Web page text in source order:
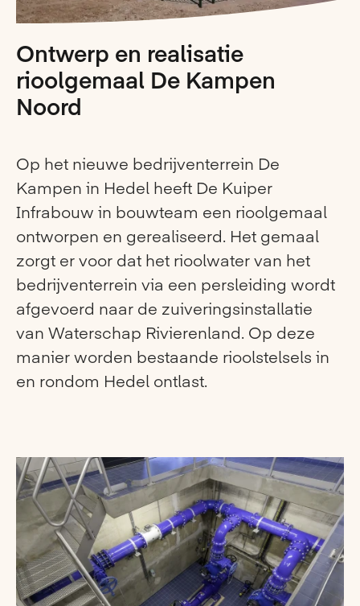
Ontwerp en realisatie
rioolgemaal De Kampen
Noord
Op het nieuwe bedrijventerrein De
Kampen in Hedel heeft De Kuiper
Infrabouw in bouwteam een rioolgemaal
ontworpen en gerealiseerd. Het gemaal
zorgt er voor dat het rioolwater van het
bedrijventerrein via een persleiding wordt
afgevoerd naar de zuiveringsinstallatie
van Waterschap Rivierenland. Op deze
manier worden bestaande rioolstelsels in
en rondom Hedel ontlast.